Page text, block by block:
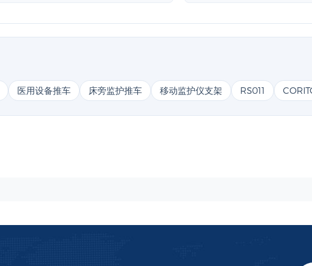
医用设备推车 床旁监护推车 移动监护仪支架 RS011